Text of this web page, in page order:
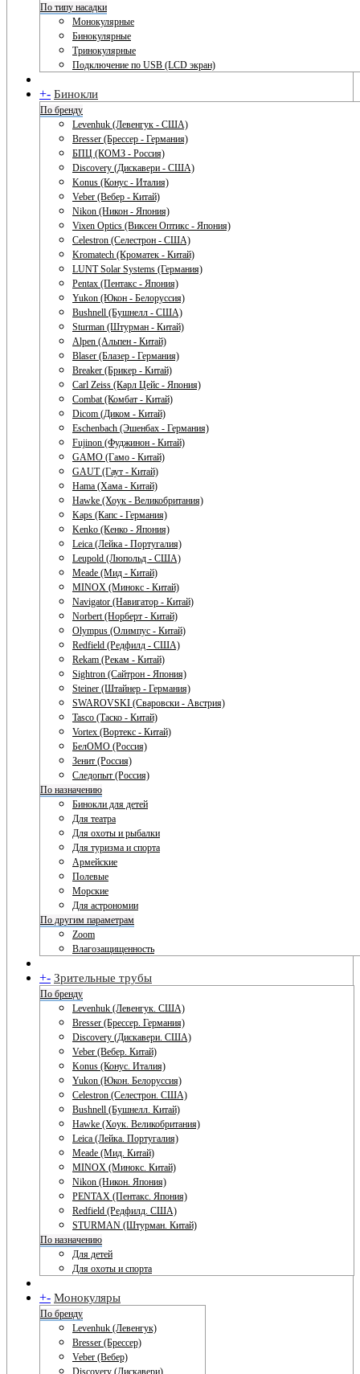
По типу насадки
Монокулярные
Бинокулярные
Тринокулярные
Подключение по USB (LCD экран)
+- Бинокли
По бренду
Levenhuk (Левенгук - США)
Bresser (Брессер - Германия)
БПЦ (КОМЗ - Россия)
Discovery (Дискавери - США)
Konus (Конус - Италия)
Veber (Вебер - Китай)
Nikon (Никон - Япония)
Vixen Optics (Виксен Оптикс - Япония)
Celestron (Селестрон - США)
Kromatech (Кроматек - Китай)
LUNT Solar Systems (Германия)
Pentax (Пентакс - Япония)
Yukon (Юкон - Белоруссия)
Bushnell (Бушнелл - США)
Sturman (Штурман - Китай)
Alpen (Альпен - Китай)
Blaser (Блазер - Германия)
Breaker (Брикер - Китай)
Carl Zeiss (Карл Цейс - Япония)
Combat (Комбат - Китай)
Dicom (Диком - Китай)
Eschenbach (Эшенбах - Германия)
Fujinon (Фуджинон - Китай)
GAMO (Гамо - Китай)
GAUT (Гаут - Китай)
Hama (Хама - Китай)
Hawke (Хоук - Великобритания)
Kaps (Капс - Германия)
Kenko (Кенко - Япония)
Leica (Лейка - Португалия)
Leupold (Люпольд - США)
Meade (Мид - Китай)
MINOX (Минокс - Китай)
Navigator (Навигатор - Китай)
Norbert (Норберт - Китай)
Olympus (Олимпус - Китай)
Redfield (Редфилд - США)
Rekam (Рекам - Китай)
Sightron (Сайтрон - Япония)
Steiner (Штайнер - Германия)
SWAROVSKI (Сваровски - Австрия)
Tasco (Таско - Китай)
Vortex (Вортекс - Китай)
БелОМО (Россия)
Зенит (Россия)
Следопыт (Россия)
По назначению
Бинокли для детей
Для театра
Для охоты и рыбалки
Для туризма и спорта
Армейские
Полевые
Морские
Для астрономии
По другим параметрам
Zoom
Влагозащищенность
+- Зрительные трубы
По бренду
Levenhuk (Левенгук. США)
Bresser (Брессер. Германия)
Discovery (Дискавери. США)
Veber (Вебер. Китай)
Konus (Конус. Италия)
Yukon (Юкон. Белоруссия)
Celestron (Селестрон. США)
Bushnell (Бушнелл. Китай)
Hawke (Хоук. Великобритания)
Leica (Лейка. Португалия)
Meade (Мид. Китай)
MINOX (Минокс. Китай)
Nikon (Никон. Япония)
PENTAX (Пентакс. Япония)
Redfield (Редфилд. США)
STURMAN (Штурман. Китай)
По назначению
Для детей
Для охоты и спорта
+- Монокуляры
По бренду
Levenhuk (Левенгук)
Bresser (Брессер)
Veber (Вебер)
Discovery (Дискавери)